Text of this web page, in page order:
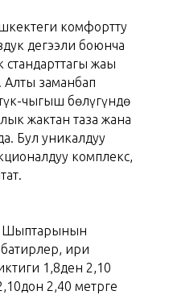
комфортту
деңгээли боюнча
жаңы
Алты заманбап
чыгыш бөлүгүндө
жактан таза жана
Бул уникалдуу
комплекс,
Шыптарынын
ири
1,8ден 2,10
2,40 метрге